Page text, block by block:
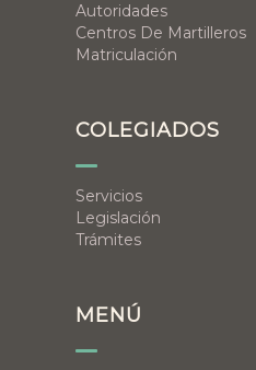
Autoridades
Centros De Martilleros
Matriculación
COLEGIADOS
Servicios
Legislación
Trámites
MENÚ